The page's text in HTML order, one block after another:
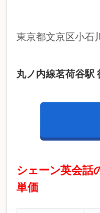
東京都文京区小石
丸ノ内線茗荷谷駅
シェーン英会話
単価